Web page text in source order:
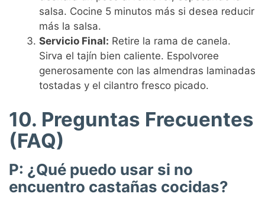
salsa. Cocine 5 minutos más si desea reducir
más la salsa.
Servicio Final: Retire la rama de canela.
Sirva el tajín bien caliente. Espolvoree
generosamente con las almendras laminadas
tostadas y el cilantro fresco picado.
10. Preguntas Frecuentes
(FAQ)
P: ¿Qué puedo usar si no
encuentro castañas cocidas?